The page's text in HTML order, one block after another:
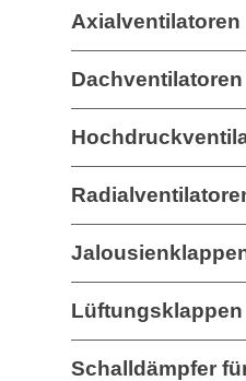
Axialventilatoren
Dachventilatoren
Lüftungsklappen
Schalldämpfer